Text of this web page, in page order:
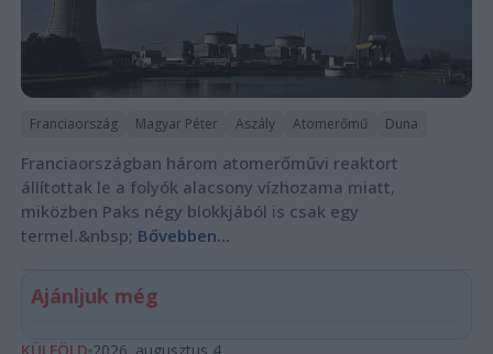
Franciaország Magyar Péter Aszály Atomerőmű Duna
Franciaországban három atomerőművi reaktort
állítottak le a folyók alacsony vízhozama miatt,
miközben Paks négy blokkjából is csak egy
termel.&nbsp; Bővebben...
Ajánljuk még